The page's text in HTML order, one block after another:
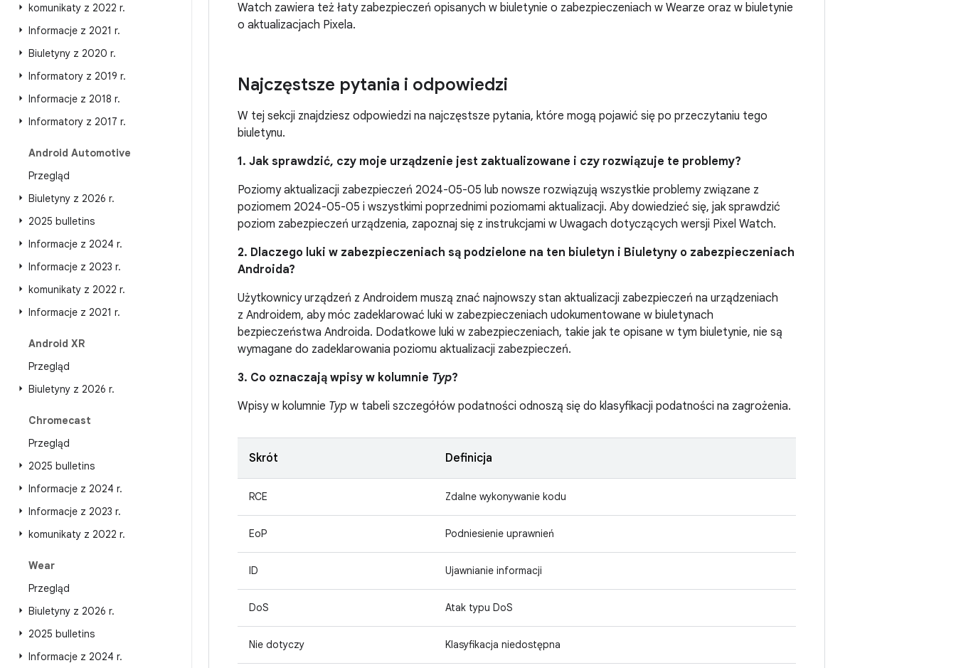
komunikaty z 2022 r.
Informacje z 2021 r.
Biuletyny z 2020 r.
Informatory z 2019 r.
Informacje z 2018 r.
Informatory z 2017 r.
Android Automotive
Przegląd
Biuletyny z 2026 r.
2025 bulletins
Informacje z 2024 r.
Informacje z 2023 r.
komunikaty z 2022 r.
Informacje z 2021 r.
Android XR
Przegląd
Biuletyny z 2026 r.
Chromecast
Przegląd
2025 bulletins
Informacje z 2024 r.
Informacje z 2023 r.
komunikaty z 2022 r.
Wear
Przegląd
Biuletyny z 2026 r.
2025 bulletins
Informacje z 2024 r.
Watch zawiera też łaty zabezpieczeń opisanych w biuletynie o zabezpieczeniach w Wearze oraz w biuletynie
o aktualizacjach Pixela.
Najczęstsze pytania i odpowiedzi
W tej sekcji znajdziesz odpowiedzi na najczęstsze pytania, które mogą pojawić się po przeczytaniu tego
biuletynu.
1. Jak sprawdzić, czy moje urządzenie jest zaktualizowane i czy rozwiązuje te problemy?
Poziomy aktualizacji zabezpieczeń 2024-05-05 lub nowsze rozwiązują wszystkie problemy związane z
poziomem 2024-05-05 i wszystkimi poprzednimi poziomami aktualizacji. Aby dowiedzieć się, jak sprawdzić
poziom zabezpieczeń urządzenia, zapoznaj się z instrukcjami w Uwagach dotyczących wersji Pixel Watch.
2. Dlaczego luki w zabezpieczeniach są podzielone na ten biuletyn i Biuletyny o zabezpieczeniach
Androida?
Użytkownicy urządzeń z Androidem muszą znać najnowszy stan aktualizacji zabezpieczeń na urządzeniach
z Androidem, aby móc zadeklarować luki w zabezpieczeniach udokumentowane w biuletynach
bezpieczeństwa Androida. Dodatkowe luki w zabezpieczeniach, takie jak te opisane w tym biuletynie, nie są
wymagane do zadeklarowania poziomu aktualizacji zabezpieczeń.
3. Co oznaczają wpisy w kolumnie Typ?
Wpisy w kolumnie Typ w tabeli szczegółów podatności odnoszą się do klasyfikacji podatności na zagrożenia.
Skrót Definicja
RCE Zdalne wykonywanie kodu
EoP Podniesienie uprawnień
ID Ujawnianie informacji
DoS Atak typu DoS
Nie dotyczy Klasyfikacja niedostępna